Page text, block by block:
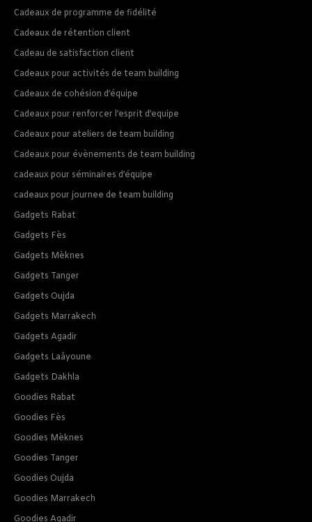
Cadeaux de programme de fidélité
Cadeaux de rétention client
Cadeau de satisfaction client
Cadeaux pour activités de team building
Cadeaux de cohésion d’équipe
Cadeaux pour renforcer l’esprit d’equipe
Cadeaux pour ateliers de team building
Cadeaux pour évènements de team building
cadeaux pour séminaires d’équipe
cadeaux pour journee de team building
Gadgets Rabat
Gadgets Fès
Gadgets Mèknes
Gadgets Tanger
Gadgets Oujda
Gadgets Marrakech
Gadgets Agadir
Gadgets Laâyoune
Gadgets Dakhla
Goodies Rabat
Goodies Fès
Goodies Mèknes
Goodies Tanger
Goodies Oujda
Goodies Marrakech
Goodies Agadir